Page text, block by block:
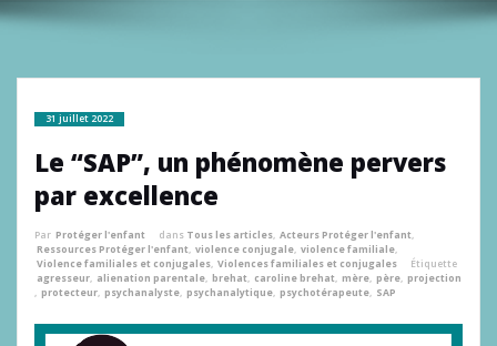
31 juillet 2022
Le “SAP”, un phénomène pervers
par excellence
Par Protéger l'enfant dans Tous les articles, Acteurs Protéger l'enfant,
Ressources Protéger l'enfant, violence conjugale, violence familiale,
Violence familiales et conjugales, Violences familiales et conjugales
Étiquette
agresseur, alienation parentale, brehat, caroline brehat, mère, père, projection
, protecteur, psychanalyste, psychanalytique, psychotérapeute, SAP